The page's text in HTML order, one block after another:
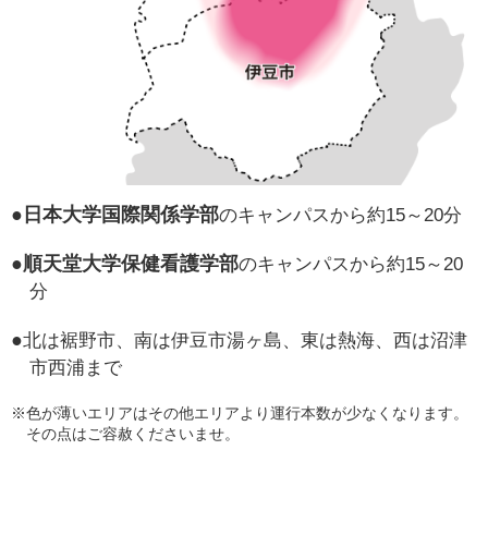
●日本大学国際関係学部のキャンパスから約15～20分
●順天堂大学保健看護学部のキャンパスから約15～20
分
●北は裾野市、南は伊豆市湯ヶ島、東は熱海、西は沼津
市西浦まで
※色が薄いエリアはその他エリアより運行本数が少なくなります。
その点はご容赦くださいませ。